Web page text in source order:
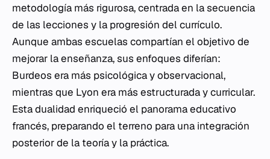
metodología más rigurosa, centrada en la secuencia
de las lecciones y la progresión del currículo.
Aunque ambas escuelas compartían el objetivo de
mejorar la enseñanza, sus enfoques diferían:
Burdeos era más psicológica y observacional,
mientras que Lyon era más estructurada y curricular.
Esta dualidad enriqueció el panorama educativo
francés, preparando el terreno para una integración
posterior de la teoría y la práctica.